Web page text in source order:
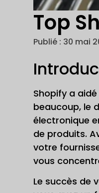
Top
Publié : 30 mai
Shopify a
beaucoup, le
électronique
de produits.
votre
vous
Le succès de